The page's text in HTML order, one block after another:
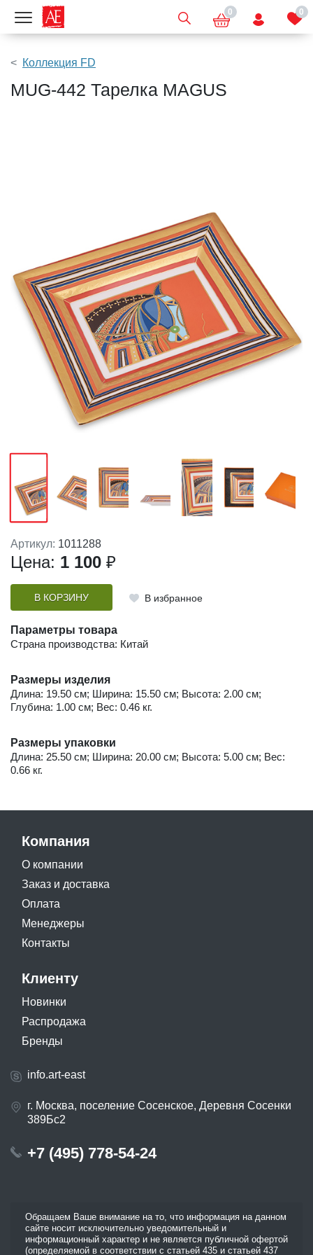
Показать меню 0 0
Коллекция FD
MUG-442 Тарелка MAGUS
Артикул: 1011288
Цена: 1 100 ₽
В КОРЗИНУ В избранное
Параметры товара
Страна производства: Китай
Размеры изделия
Длина: 19.50 см; Ширина: 15.50 см; Высота: 2.00 см;
Глубина: 1.00 см; Вес: 0.46 кг.
Размеры упаковки
Длина: 25.50 см; Ширина: 20.00 см; Высота: 5.00 см; Вес:
0.66 кг.
Компания
О компании
Заказ и доставка
Оплата
Менеджеры
Контакты
Клиенту
Новинки
Распродажа
Бренды
info.art-east
г. Москва, поселение Сосенское, Деревня Сосенки
389Бс2
+7 (495) 778-54-24
Обращаем Ваше внимание на то, что информация на данном
сайте носит исключительно уведомительный и
информационный характер и не является публичной офертой
(определяемой в соответствии с статьей 435 и статьей 437